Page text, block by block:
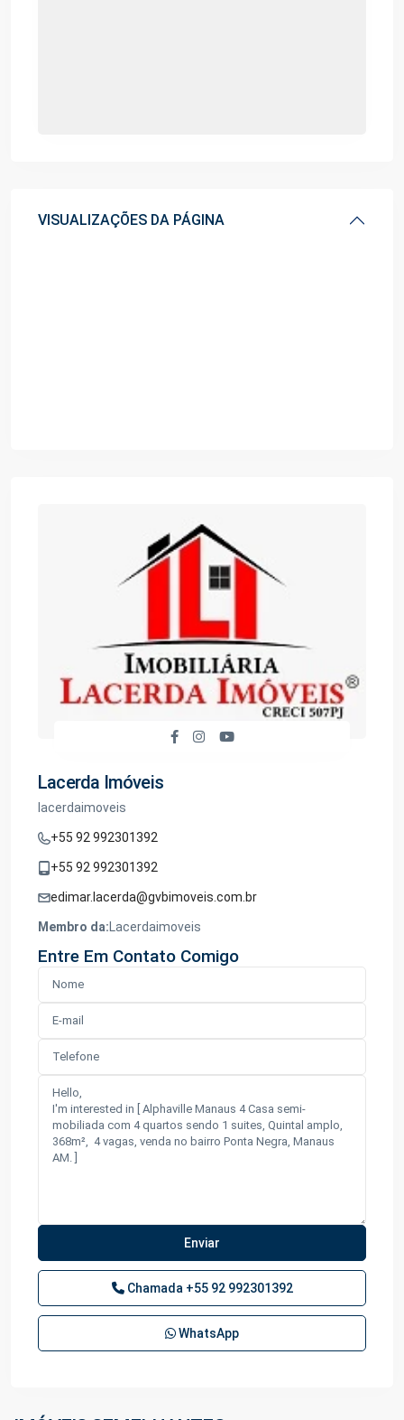
VISUALIZAÇÕES DA PÁGINA
Lacerda Imóveis
lacerdaimoveis
+55 92 992301392
+55 92 992301392
edimar.lacerda@gvbimoveis.com.br
Membro da: Lacerdaimoveis
Entre Em Contato Comigo
Chamada +55 92 992301392
WhatsApp
Negra